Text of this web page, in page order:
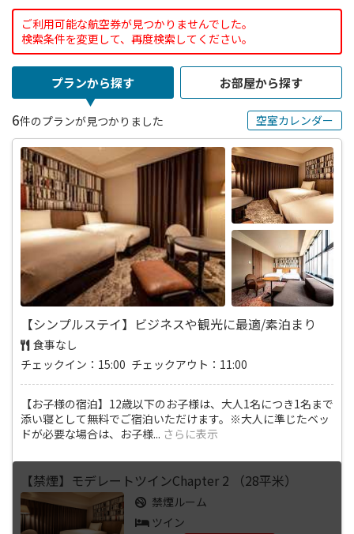
ご利用可能な航空券が見つかりませんでした。
検索条件を変更して、再度検索してください。
プランから探す お部屋から探す
6件のプランが見つかりました 空室カレンダー
【シンプルステイ】ビジネスや観光に最適/素泊まり
食事なし
チェックイン：15:00 チェックアウト：11:00
【お子様の宿泊】12歳以下のお子様は、大人1名につき1名まで
添い寝として無料でご宿泊いただけます。※大人に準じたベッ
ドが必要な場合は、お子様... さらに表示
【禁煙】モデレートツインChapter 2 （28平米）
禁煙ルーム
ツイン